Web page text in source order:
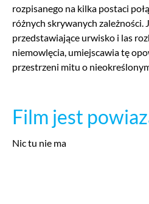
rozpisanego na kilka postaci
różnych skrywanych zależności.
przedstawiające urwisko i las
niemowlęcia, umiejscawia tę
przestrzeni mitu o
Film jest
Nic tu nie ma